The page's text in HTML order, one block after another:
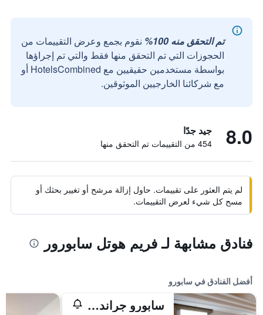
تم التحقق منه 100%
نقوم بجمع وعرض التقييمات من
الحجوزات التي تم التحقق منها فقط والتي تم إجراؤها
بواسطة مستخدمين حقيقيين مع HotelsCombined أو
مع شركائنا الخارجيين الموثوقين.
8.0 جيد جدًا
454 من التقييمات تم التحقق منها
لم يتم العثور على تقييمات. حاول إزالة مرشح أو تغيير بحثك أو
مسح كل شيء لعرض التقييمات.
فنادق مشابهة لـ فريم هوتل سابورور
أفضل الفنادق في سابورو
سابورو جراند هوتل